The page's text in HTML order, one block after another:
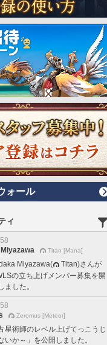
ォール
ィ
Titan [Mana]
Miyazawa(
Titan)さんが
の立ち上げメンバー募集を開
ました。
Zeromus [Meteor]
占星術師のレベル上げてっこうじ
いか～」を公開しました。